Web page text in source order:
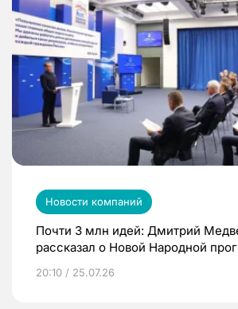
Новости компаний
Почти 3 млн идей: Дмитрий
рассказал о Новой Народной
20:10 / 25.07.26